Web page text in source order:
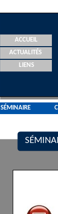
SÉMINAIRE
ACCUEIL
ACTUALITÉS
LIENS